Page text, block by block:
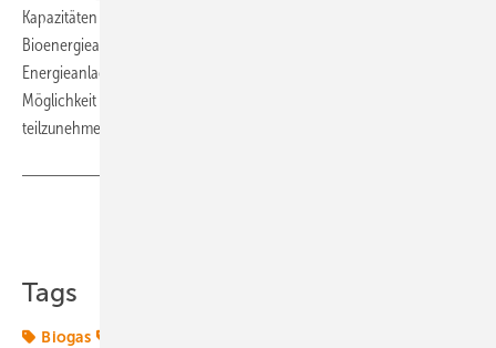
Kapazitäten zusammengeführt werden können. Zum Beispiel könnten
Bioenergieanlagen in den Investitionsrahmen für erneuerbarer
Energieanlagen aufgenommen werden, aber gleichzeitig die
Möglichkeit erhalten, an einem gut ausgestalteten Kapazitätsmarkt
teilzunehmen. (nw)
Tags
Biogas